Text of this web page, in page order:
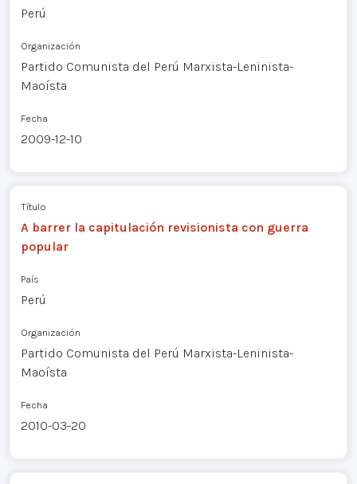
Perú
Organización
Partido Comunista del Perú Marxista-Leninista-
Maoísta
Fecha
2009-12-10
Título
A barrer la capitulación revisionista con guerra
popular
País
Perú
Organización
Partido Comunista del Perú Marxista-Leninista-
Maoísta
Fecha
2010-03-20